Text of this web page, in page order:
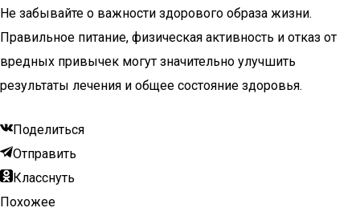
Не забывайте о важности здорового образа жизни.
Правильное питание, физическая активность и отказ от
вредных привычек могут значительно улучшить
результаты лечения и общее состояние здоровья.
Поделиться
Отправить
Класснуть
Похожее